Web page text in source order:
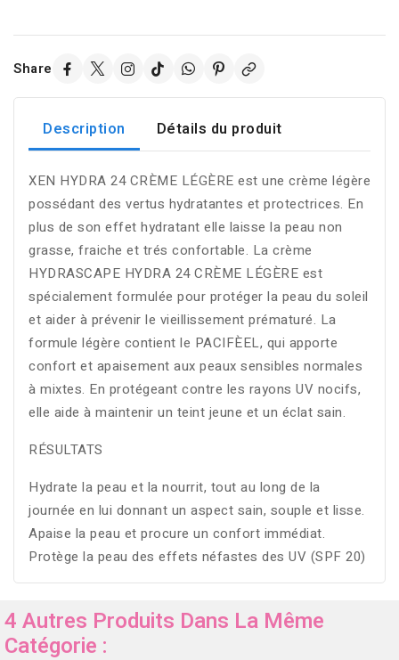
Share
Description Détails du produit
XEN HYDRA 24 CRÈME LÉGÈRE est une crème légère
possédant des vertus hydratantes et protectrices. En
plus de son effet hydratant elle laisse la peau non
grasse, fraiche et trés confortable. La crème
HYDRASCAPE HYDRA 24 CRÈME LÉGÈRE est
spécialement formulée pour protéger la peau du soleil
et aider à prévenir le vieillissement prématuré. La
formule légère contient le PACIFÈEL, qui apporte
confort et apaisement aux peaux sensibles normales
à mixtes. En protégeant contre les rayons UV nocifs,
elle aide à maintenir un teint jeune et un éclat sain.
RÉSULTATS
Hydrate la peau et la nourrit, tout au long de la
journée en lui donnant un aspect sain, souple et lisse.
Apaise la peau et procure un confort immédiat.
Protège la peau des effets néfastes des UV (SPF 20)
4 Autres Produits Dans La Même
Catégorie :